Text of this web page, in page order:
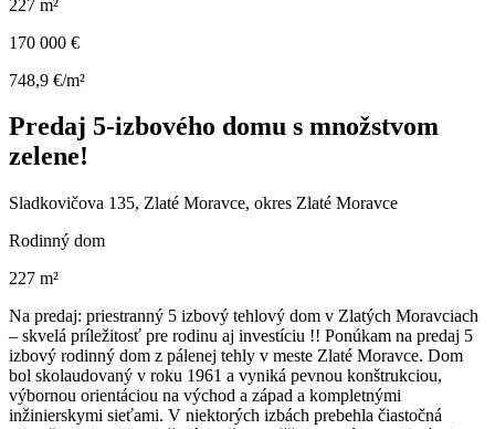
227 m²
170 000 €
748,9 €/m²
Predaj 5-izbového domu s množstvom
zelene!
Sladkovičova 135, Zlaté Moravce, okres Zlaté Moravce
Rodinný dom
227 m²
Na predaj: priestranný 5 izbový tehlový dom v Zlatých Moravciach
– skvelá príležitosť pre rodinu aj investíciu !! Ponúkam na predaj 5
izbový rodinný dom z pálenej tehly v meste Zlaté Moravce. Dom
bol skolaudovaný v roku 1961 a vyniká pevnou konštrukciou,
výbornou orientáciou na východ a západ a kompletnými
inžinierskymi sieťami. V niektorých izbách prebehla čiastočná